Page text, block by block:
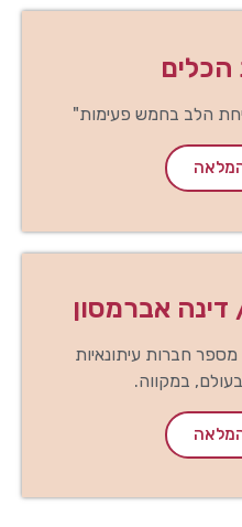
הלב בחמש פעימות"
אברמסון
חברות עיתונאיות
במקווה.